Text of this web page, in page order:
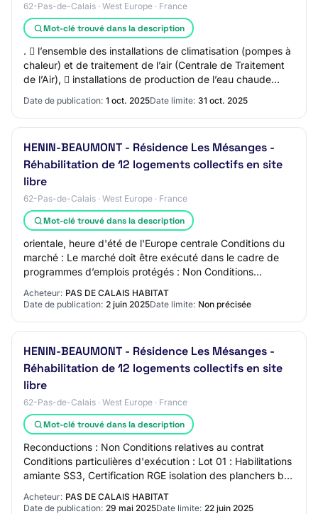
62-Pas-de-Calais · West Europe · France
Mot-clé trouvé dans la description
.  l’ensemble des installations de climatisation (pompes à
chaleur) et de traitement de l’air (Centrale de Traitement
de l’Air),  installations de production de l’eau chaude
Date de publication: 1 oct. 2025Date limite: 31 oct. 2025
HENIN-BEAUMONT - Résidence Les Mésanges -
Réhabilitation de 12 logements collectifs en site
libre
62-Pas-de-Calais · West Europe · France
Mot-clé trouvé dans la description
orientale, heure d'été de l'Europe centrale Conditions du
marché : Le marché doit être exécuté dans le cadre de
programmes d’emplois protégés : Non Conditions
Acheteur: PAS DE CALAIS HABITAT
Date de publication: 2 juin 2025Date limite: Non précisée
HENIN-BEAUMONT - Résidence Les Mésanges -
Réhabilitation de 12 logements collectifs en site
libre
62-Pas-de-Calais · West Europe · France
Mot-clé trouvé dans la description
Reconductions : Non Conditions relatives au contrat
Conditions particulières d'exécution : Lot 01 : Habilitations
amiante SS3, Certification RGE isolation des planchers bas
Acheteur: PAS DE CALAIS HABITAT
Date de publication: 29 mai 2025Date limite: 22 juin 2025